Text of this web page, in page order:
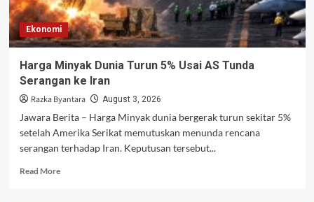
Ekonomi
Harga Minyak Dunia Turun 5% Usai AS Tunda
Serangan ke Iran
Razka Byantara August 3, 2026
Jawara Berita – Harga Minyak dunia bergerak turun sekitar 5%
setelah Amerika Serikat memutuskan menunda rencana
serangan terhadap Iran. Keputusan tersebut...
Read MoreRead